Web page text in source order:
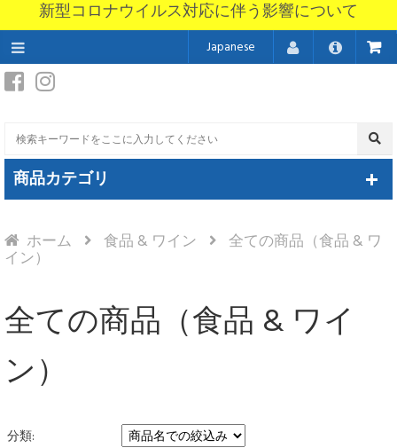
新型コロナウイルス対応に伴う影響について
Japanese
商品カテゴリ
ホーム 食品 & ワイン 全ての商品（食品 & ワ
イン）
全ての商品（食品 & ワイ
ン）
分類: